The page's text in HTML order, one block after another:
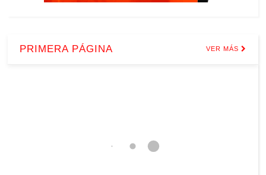
PRIMERA PÁGINA VER MÁS